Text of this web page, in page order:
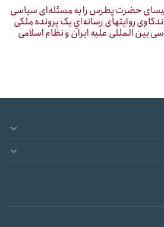
حضرت پطرس را به مسئله‌ای سیاسی
روایتهای رسانه‌ایِ یک پرونده ملکی
بین المللی علیه ایران و نظام اسلامی